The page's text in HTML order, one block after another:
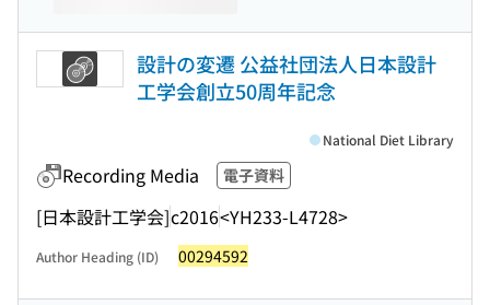
設計の変遷 公益社団法人日本設計
工学会創立50周年記念
Recording Media 電子資料
[日本設計工学会]c2016<YH233-L4728>
National Diet Library
Author Heading (ID) 00294592